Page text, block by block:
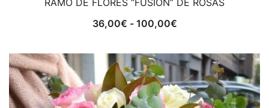
RAMO DE FLORES “FUSION” DE ROSAS
36,00€ - 100,00€Rango
precios:
desde
36,00€
hasta